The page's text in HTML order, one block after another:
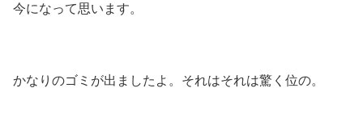
今になって思います。
かなりのゴミが出ましたよ。それはそれは驚く位の。